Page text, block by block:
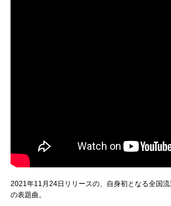
2021年11月24日リリースの、自身初となる全国流
の表題曲。